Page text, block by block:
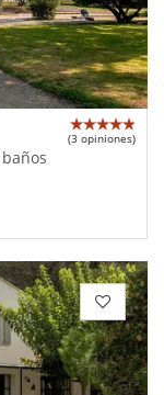
(3 opiniones)